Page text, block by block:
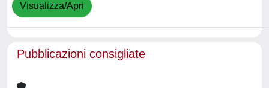
Visualizza/Apri
Pubblicazioni consigliate